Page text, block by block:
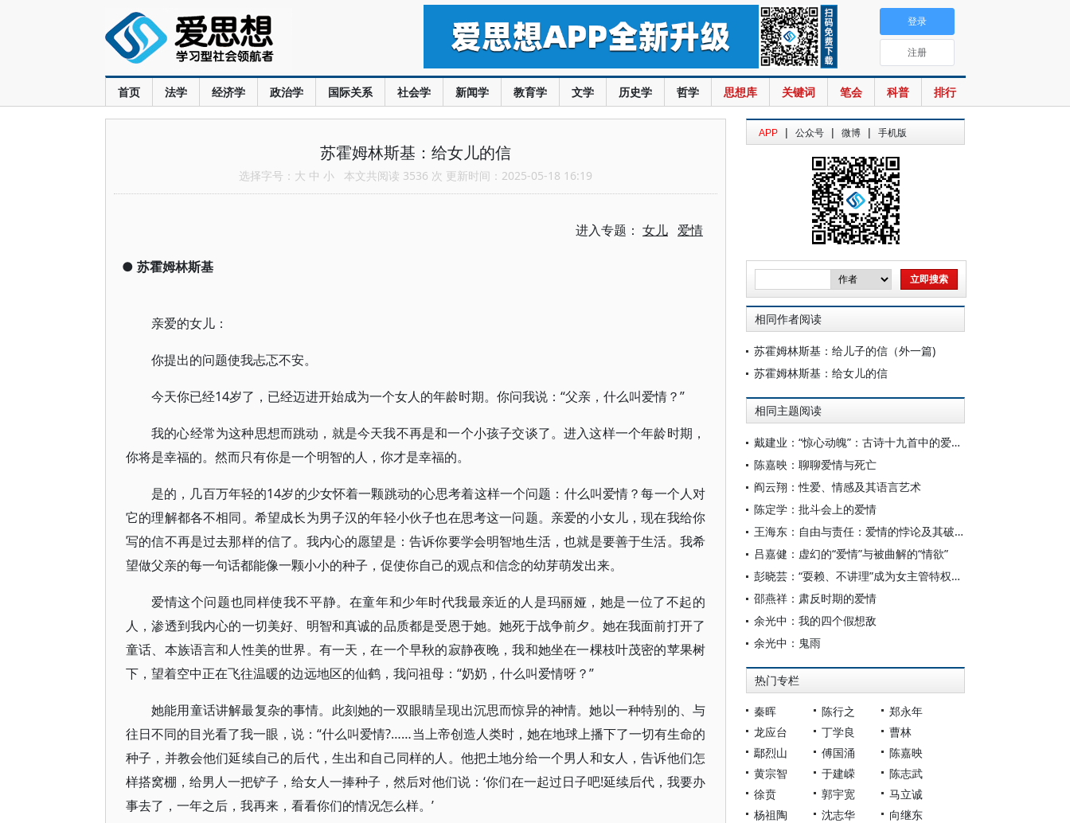
首页 法学 经济学 政治学 国际关系 社会学 新闻学 教育学 文学 历史学 哲学 思想库 关键词 笔会 科普 排行
登录
注册
苏霍姆林斯基：给女儿的信
选择字号： 大 中 小 本文共阅读 3536 次 更新时间：2025-05-18 16:19
进入专题： 女儿 爱情
● 苏霍姆林斯基
亲爱的女儿：
你提出的问题使我忐忑不安。
今天你已经14岁了，已经迈进开始成为一个女人的年龄时期。你问我说：“父亲，什么叫爱情？”
我的心经常为这种思想而跳动，就是今天我不再是和一个小孩子交谈了。进入这样一个年龄时期，
你将是幸福的。然而只有你是一个明智的人，你才是幸福的。
是的，几百万年轻的14岁的少女怀着一颗跳动的心思考着这样一个问题：什么叫爱情？每一个人对
它的理解都各不相同。希望成长为男子汉的年轻小伙子也在思考这一问题。亲爱的小女儿，现在我给你
写的信不再是过去那样的信了。我内心的愿望是：告诉你要学会明智地生活，也就是要善于生活。我希
望做父亲的每一句话都能像一颗小小的种子，促使你自己的观点和信念的幼芽萌发出来。
爱情这个问题也同样使我不平静。在童年和少年时代我最亲近的人是玛丽娅，她是一位了不起的
人，渗透到我内心的一切美好、明智和真诚的品质都是受恩于她。她死于战争前夕。她在我面前打开了
童话、本族语言和人性美的世界。有一天，在一个早秋的寂静夜晚，我和她坐在一棵枝叶茂密的苹果树
下，望着空中正在飞往温暖的边远地区的仙鹤，我问祖母：“奶奶，什么叫爱情呀？”
她能用童话讲解最复杂的事情。此刻她的一双眼睛呈现出沉思而惊异的神情。她以一种特别的、与
往日不同的目光看了我一眼，说：“什么叫爱情?……当上帝创造人类时，她在地球上播下了一切有生命的
种子，并教会他们延续自己的后代，生出和自己同样的人。他把土地分给一个男人和女人，告诉他们怎
样搭窝棚，给男人一把铲子，给女人一捧种子，然后对他们说：‘你们在一起过日子吧!延续后代，我要办
事去了，一年之后，我再来，看看你们的情况怎么样。’
APP | 公众号 | 微博 | 手机版
相同作者阅读
苏霍姆林斯基：给儿子的信（外一篇)
苏霍姆林斯基：给女儿的信
相同主题阅读
戴建业：“惊心动魄”：古诗十九首中的爱情诗论略
陈嘉映：聊聊爱情与死亡
阎云翔：性爱、情感及其语言艺术
陈定学：批斗会上的爱情
王海东：自由与责任：爱情的悖论及其破解之道
吕嘉健：虚幻的“爱情”与被曲解的“情欲”
彭晓芸：“耍赖、不讲理”成为女主管特权是个什么歪理
邵燕祥：肃反时期的爱情
余光中：我的四个假想敌
余光中：鬼雨
热门专栏
秦晖 陈行之
郑永年
龙应台
丁学良
曹林
鄢烈山
傅国涌
陈嘉映
黄宗智
于建嵘
陈志武
徐贲
郭宇宽
马立诚
杨祖陶
沈志华
向继东